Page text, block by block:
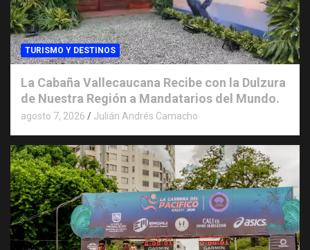
TURISMO Y DESTINOS
La Cabaña Vallecaucana Recibe con la Dulzura
de Nuestra Región a Mandatarios del Mundo.
agosto 7, 2026 Julián Andrés Camacho